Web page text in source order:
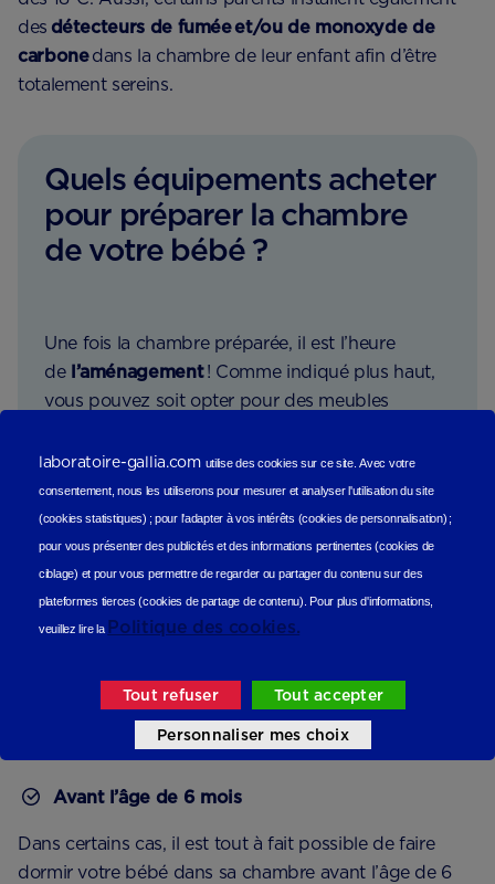
des détecteurs de fumée et/ou de monoxyde de
carbonedans la chambre de leur enfant afin d’être
totalement sereins.
Quels équipements acheter
pour préparer la chambre
de votre bébé ?
Une fois la chambre préparée, il est l’heure
de l’aménagement! Comme indiqué plus haut,
vous pouvez soit opter pour des meubles
dépôt-vente ou sur internet), soit acheter du
mobilier neuf. Si vous optez pour la seconde
main, assurez-vous tout de même que les biens
respectent lesnormes françaises (NF EN716 et
NF EN221). Quel que soit le type de meuble
choisi, voici une liste de quelques indispensables
à retrouver.
Avant l’âge de 6 mois
Dans certains cas, il est tout à fait possible de faire
dormir votre bébé dans sa chambre avant l’âge de 6
laboratoire-gallia.com utilise des cookies sur ce site.Avec votre
consentement, nous les utiliseronspour mesurer et analyser l'utilisation du site
(cookies statistiques) ;pour l'adapter à vos intérêts (cookies de personnalisation) ;
pour vous présenter des publicités et des informations pertinentes (cookies de
ciblage) et pour vous permettre de regarder ou partager du contenu sur des
plateformes tierces (cookies de partage de contenu). Pour plus d'informations,
veuillez lire la Politique des cookies.
Tout refuser Tout accepter
Personnaliser mes choix